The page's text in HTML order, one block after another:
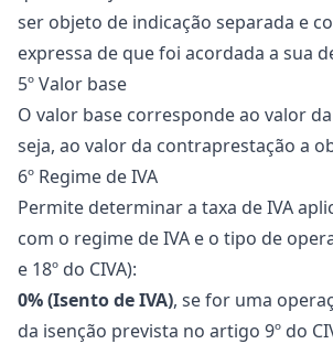
ser objeto de indicação separada e
expressa de que foi acordada a sua
5º Valor base
O valor base corresponde ao valor
seja, ao valor da contraprestação a
6º Regime de IVA
Permite determinar a taxa de IVA
com o regime de IVA e o tipo de
e 18º do CIVA):
0% (Isento de IVA), se for uma
da isenção prevista no artigo 9º do